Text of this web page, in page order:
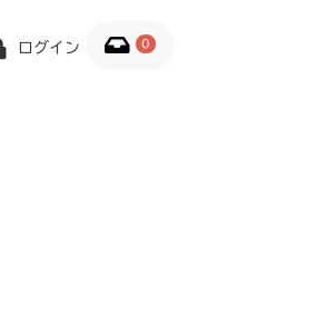
ログイン 0